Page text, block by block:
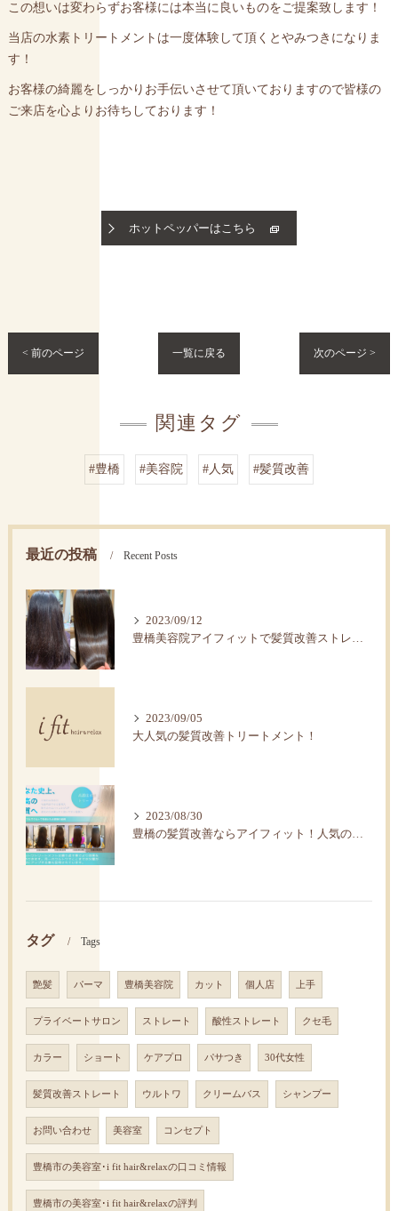
この想いは変わらずお客様には本当に良いものをご提案致します！
当店の水素トリートメントは一度体験して頂くとやみつきになりま
す！
お客様の綺麗をしっかりお手伝いさせて頂いておりますので皆様の
ご来店を心よりお待ちしております！
ホットペッパーはこちら
< 前のページ 一覧に戻る 次のページ >
関連タグ
#豊橋 #美容院 #人気 #髪質改善
最近の投稿 Recent Posts
2023/09/12
豊橋美容院アイフィットで髪質改善ストレートで艶髪へ。
2023/09/05
大人気の髪質改善トリートメント！
2023/08/30
豊橋の髪質改善ならアイフィット！人気の水素トリートメント
タグ Tags
艶髪 パーマ 豊橋美容院 カット 個人店 上手
プライベートサロン ストレート 酸性ストレート クセ毛
カラー ショート ケアプロ パサつき 30代女性
髪質改善ストレート ウルトワ クリームバス シャンプー
お問い合わせ 美容室 コンセプト
豊橋市の美容室･i fit hair&relaxの口コミ情報
豊橋市の美容室･i fit hair&relaxの評判